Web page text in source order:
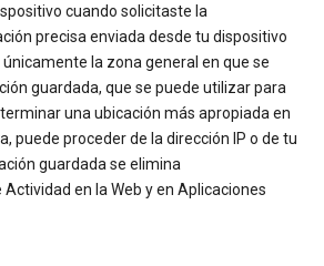
cuando solicitaste la
precisa enviada desde tu dispositivo
la zona general en que se
guardada, que se puede utilizar para
una ubicación más apropiada en
puede proceder de la dirección IP o de tu
guardada se elimina
en la Web y en Aplicaciones